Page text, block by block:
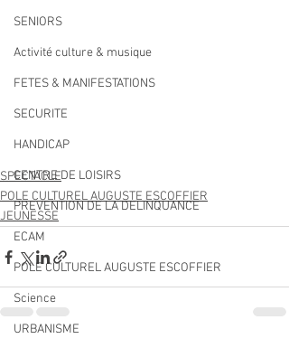
SENIORS
Activité culture & musique
FETES & MANIFESTATIONS
SECURITE
HANDICAP
CENTRE DE LOISIRS
PREVENTION DE LA DELINQUANCE
ECAM
POLE CULTUREL AUGUSTE ESCOFFIER
Science
URBANISME
SPECTACLE
POLE CULTUREL AUGUSTE ESCOFFIER
JEUNESSE